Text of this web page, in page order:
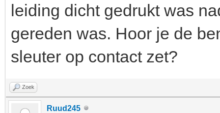
leiding dicht gedrukt was
gereden was. Hoor je de
sleuter op contact zet?
Zoek
Ruud245